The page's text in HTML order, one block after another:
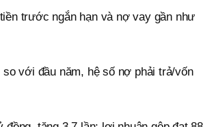
trước ngắn hạn và nợ vay gần như
với đầu năm, hệ số nợ phải trả/vốn